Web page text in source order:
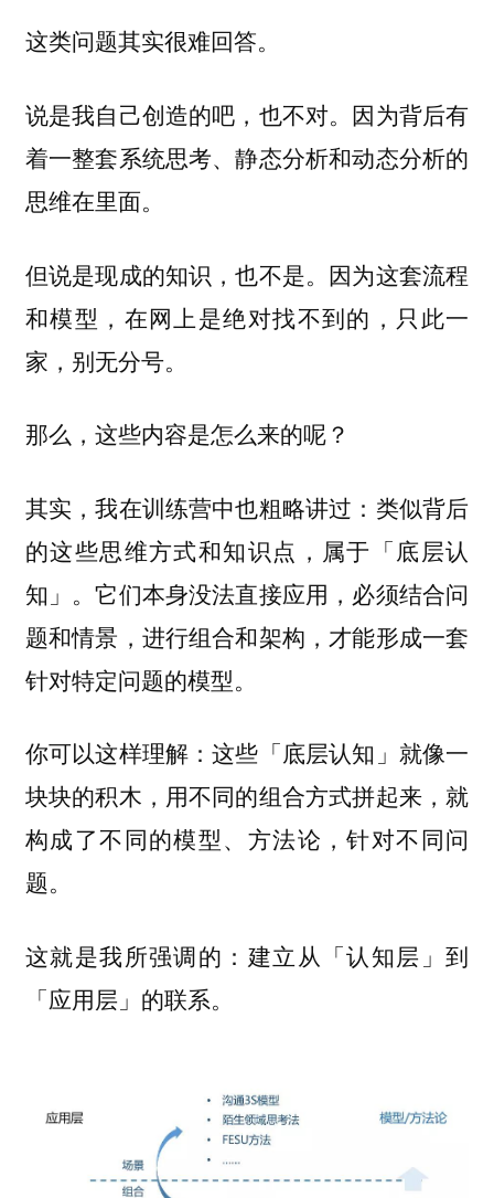
这类问题其实很难回答。
说是我自己创造的吧，也不对。因为背后有
着一整套系统思考、静态分析和动态分析的
思维在里面。
但说是现成的知识，也不是。因为这套流程
和模型，在网上是绝对找不到的，只此一
家，别无分号。
那么，这些内容是怎么来的呢？
其实，我在训练营中也粗略讲过：类似背后
的这些思维方式和知识点，属于「底层认
知」。它们本身没法直接应用，必须结合问
题和情景，进行组合和架构，才能形成一套
针对特定问题的模型。
你可以这样理解：这些「底层认知」就像一
块块的积木，用不同的组合方式拼起来，就
构成了不同的模型、方法论，针对不同问
题。
这就是我所强调的： 建立从「认知层」到
「应用层」的联系。